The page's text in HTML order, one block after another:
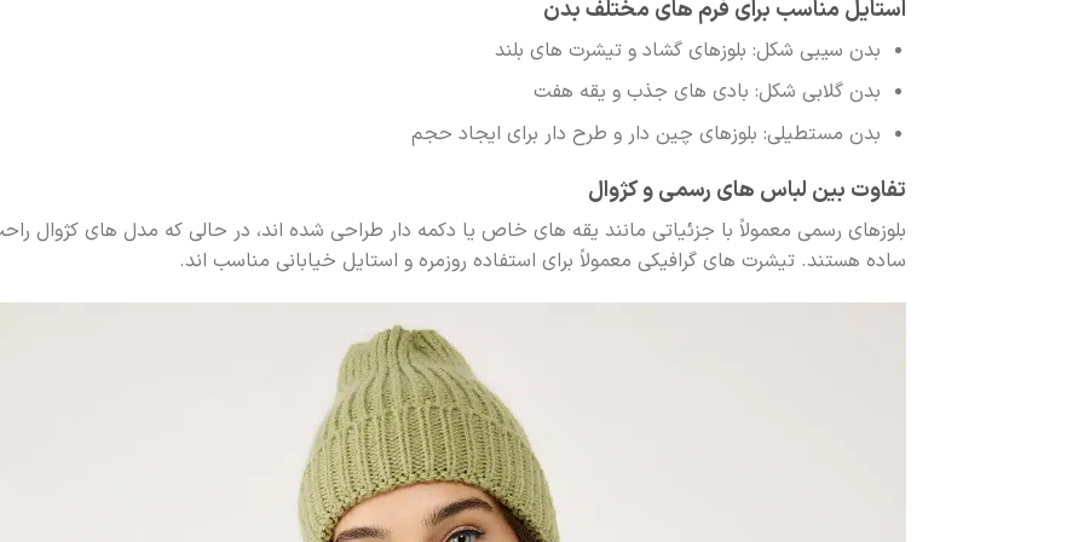
استایل مناسب برای فرم های مختلف بدن
بدن سیبی شکل: بلوزهای گشاد و تیشرت های بلند
بدن گلابی شکل: بادی های جذب و یقه هفت
بدن مستطیلی: بلوزهای چین دار و طرح دار برای ایجاد حجم
تفاوت بین لباس های رسمی و کژوال
بلوزهای رسمی معمولاً با جزئیاتی مانند یقه های خاص یا دکمه دار طراحی شده اند، در حالی که مدل های کژوال
ساده هستند. تیشرت های گرافیکی معمولاً برای استفاده روزمره و استایل خیابانی مناسب اند.